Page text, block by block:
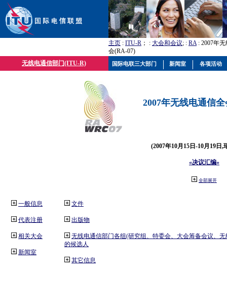
主页 : ITU-R ； : 大会和会议; : RA: 2007年
会(RA-07)
无线电通信部门(ITU-R)
2007年无线电通信
(2007年10月15日-10月19日,
«决议汇编»
全部展开
一般信息
代表注册
相关大会
新闻室
文件
出版物
无线电通信部门各组(研究组、特委会、大会筹备会议、
的候选人
其它信息
国际电联三大部门 新闻室 各项活动